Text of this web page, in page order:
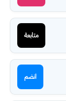
متابعة
انضم